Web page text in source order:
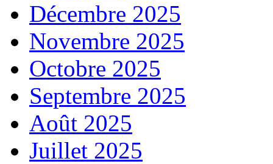
Décembre 2025
Novembre 2025
Octobre 2025
Septembre 2025
Août 2025
Juillet 2025